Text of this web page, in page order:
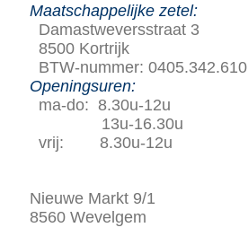
Maatschappelijke zetel:
Damastweversstraat 3
8500 Kortrijk
BTW-nummer: 0405.342.610
Openingsuren:
ma-do: 8.30u-12u
13u-16.30u
vrij: 8.30u-12u
Nieuwe Markt 9/1
8560 Wevelgem